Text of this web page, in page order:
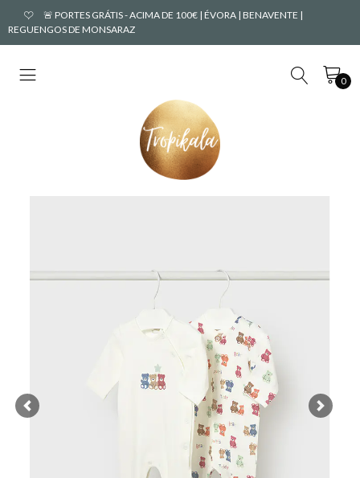
🚨 PORTES GRÁTIS - ACIMA DE 100€ | ÉVORA | BENAVENTE |
REGUENGOS DE MONSARAZ
0
Previous Next